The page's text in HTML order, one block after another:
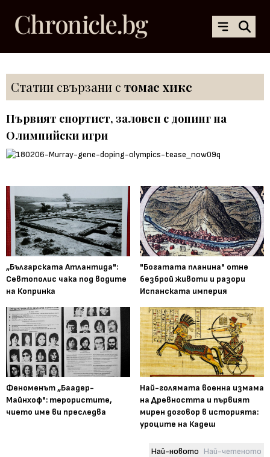
Статии свързани с томас хикс
Първият спортист, заловен с допинг на
Олимпийски игри
„Българската Атлантида":
Севтополис чака под водите
на Копринка
"Богатата планина" отне
безброй животи и разори
Испанската империя
Феноменът „Баадер-
Майнхоф": терористите,
чието име ви преследва
Най-голямата военна измама
на Древността и първият
мирен договор в историята:
уроците на Кадеш
Най-новото Най-четеното